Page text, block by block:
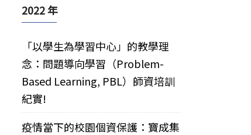
2022 年
「以學生為學習中心」的教學理
念：問題導向學習（Problem-
Based Learning, PBL）師資培訓
紀實!
疫情當下的校園個資保護：寶成集